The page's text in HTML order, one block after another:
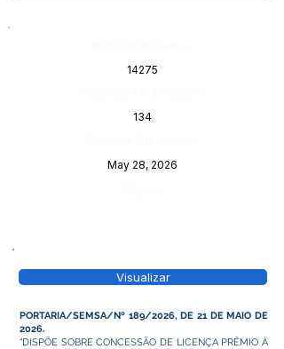
14275
134
May 28, 2026
Visualizar
PORTARIA/SEMSA/Nº 189/2026, DE 21 DE MAIO DE
2026.
“DISPÕE SOBRE CONCESSÃO DE LICENÇA PRÊMIO À